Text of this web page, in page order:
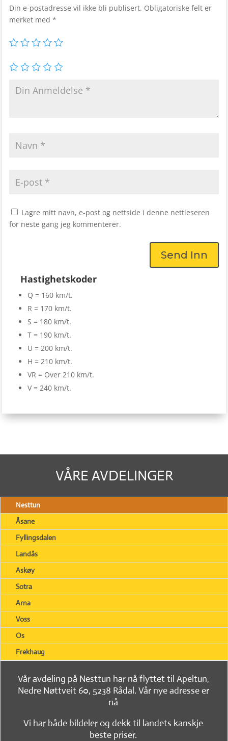
Din e-postadresse vil ikke bli publisert. Obligatoriske felt er
merket med *
Lagre mitt navn, e-post og nettside i denne nettleseren
for neste gang jeg kommenterer.
Send Inn
Hastighetskoder
Q = 160 km/t.
R = 170 km/t.
S = 180 km/t.
T = 190 km/t.
U = 200 km/t.
H = 210 km/t.
VR = Over 210 km/t.
V = 240 km/t.
VÅRE AVDELINGER
Nesttun
Åsane
Fyllingsdalen
Landås
Askøy
Sotra
Arna
Voss
Os
Frekhaug
Vår avdeling på Nesttun har nå flyttet til Apeltun,
Nedre Nøttveit 60, 5238 Rådal. Vår nye adresse er
nå
Vi har både bildeler og dekk til landets kanskje
beste priser.